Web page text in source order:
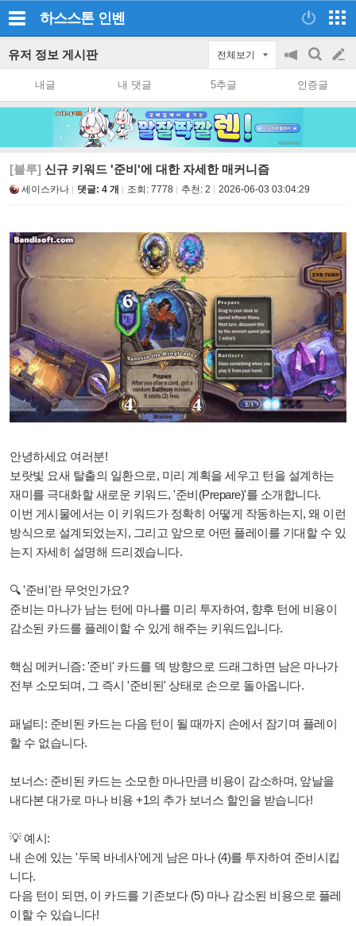
하스스톤 인벤
유저 정보 게시판 전체보기
공
on/off
검
색
글
쓰
내글 내 댓글 5추글 인증글
[블루] 신규 키워드 '준비'에 대한 자세한 매커니즘
세이스카나 댓글: 4 개 조회: 7778 추천: 2 2026-06-03 03:04:29
안녕하세요 여러분!
보랏빛 요새 탈출의 일환으로, 미리 계획을 세우고 턴을 설계하는
재미를 극대화할 새로운 키워드, '준비(Prepare)'를 소개합니다.
이번 게시물에서는 이 키워드가 정확히 어떻게 작동하는지, 왜 이런
방식으로 설계되었는지, 그리고 앞으로 어떤 플레이를 기대할 수 있
는지 자세히 설명해 드리겠습니다.
🔍 '준비'란 무엇인가요?
준비는 마나가 남는 턴에 마나를 미리 투자하여, 향후 턴에 비용이
감소된 카드를 플레이할 수 있게 해주는 키워드입니다.
핵심 메커니즘: '준비' 카드를 덱 방향으로 드래그하면 남은 마나가
전부 소모되며, 그 즉시 '준비된' 상태로 손으로 돌아옵니다.
패널티: 준비된 카드는 다음 턴이 될 때까지 손에서 잠기며 플레이
할 수 없습니다.
보너스: 준비된 카드는 소모한 마나만큼 비용이 감소하며, 앞날을
내다본 대가로 마나 비용 +1의 추가 보너스 할인을 받습니다!
💡 예시:
내 손에 있는 '두목 바네사'에게 남은 마나 (4)를 투자하여 준비시킵
니다.
다음 턴이 되면, 이 카드를 기존보다 (5) 마나 감소된 비용으로 플레
이할 수 있습니다!